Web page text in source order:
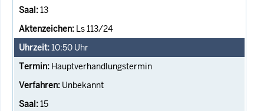
13
Ls 113/24
10:50 Uhr
Hauptverhandlungstermin
Unbekannt
15